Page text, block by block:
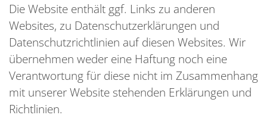
Die Website enthält ggf. Links zu anderen
Websites, zu Datenschutzerklärungen und
Datenschutzrichtlinien auf diesen Websites. Wir
übernehmen weder eine Haftung noch eine
Verantwortung für diese nicht im Zusammenhang
mit unserer Website stehenden Erklärungen und
Richtlinien.